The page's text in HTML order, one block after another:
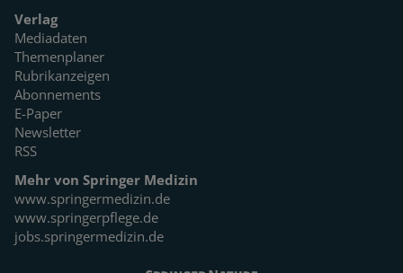
Verlag
Mediadaten
Themenplaner
Rubrikanzeigen
Abonnements
E-Paper
Newsletter
RSS
Mehr von Springer Medizin
www.springermedizin.de
www.springerpflege.de
jobs.springermedizin.de